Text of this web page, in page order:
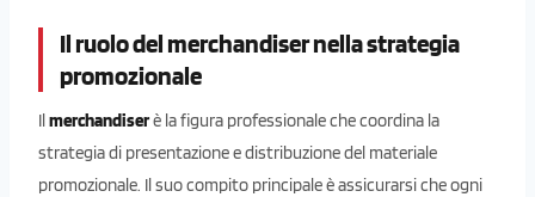
Il ruolo del merchandiser nella strategia
promozionale
Ilmerchandiserè la figura professionale che coordina la
strategia di presentazione e distribuzione del materiale
promozionale. Il suo compito principale è assicurarsi che ogni